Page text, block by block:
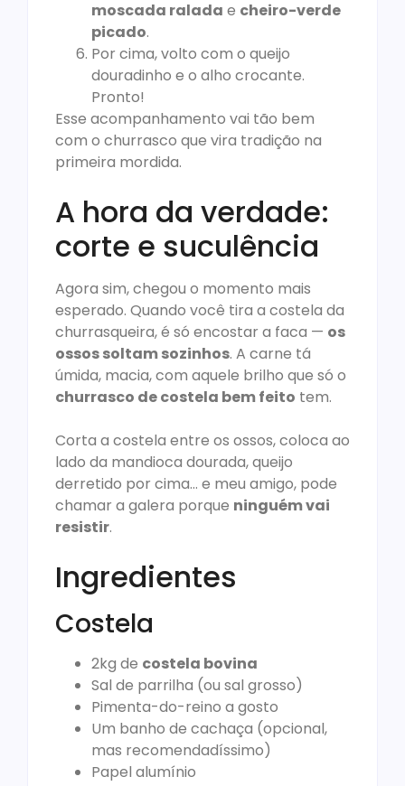
moscada ralada e cheiro-verde
picado.
Por cima, volto com o queijo
douradinho e o alho crocante.
Pronto!
Esse acompanhamento vai tão bem
com o churrasco que vira tradição na
primeira mordida.
A hora da verdade:
corte e suculência
Agora sim, chegou o momento mais
esperado. Quando você tira a costela da
churrasqueira, é só encostar a faca — os
ossos soltam sozinhos. A carne tá
úmida, macia, com aquele brilho que só o
churrasco de costela bem feito tem.
Corta a costela entre os ossos, coloca ao
lado da mandioca dourada, queijo
derretido por cima… e meu amigo, pode
chamar a galera porque ninguém vai
resistir.
Ingredientes
Costela
2kg de costela bovina
Sal de parrilha (ou sal grosso)
Pimenta-do-reino a gosto
Um banho de cachaça (opcional,
mas recomendadíssimo)
Papel alumínio